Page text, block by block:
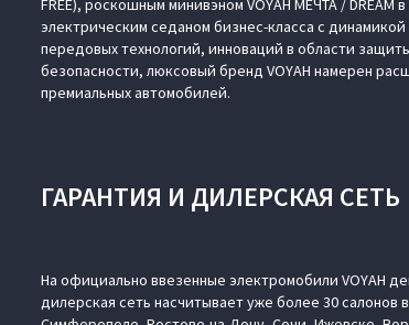
FREE), роскошным минивэном VOYAH МЕЧТА /
электрическим седаном бизнес-класса с динамикой
передовых технологий, инноваций в области
безопасности, люксовый бренд VOYAH намерен
премиальных автомобилей.
ГАРАНТИЯ И ДИЛЕРСКАЯ СЕТЬ
На официально ввезенные электромобили VOYAH
дилерская сеть насчитывает уже более 30